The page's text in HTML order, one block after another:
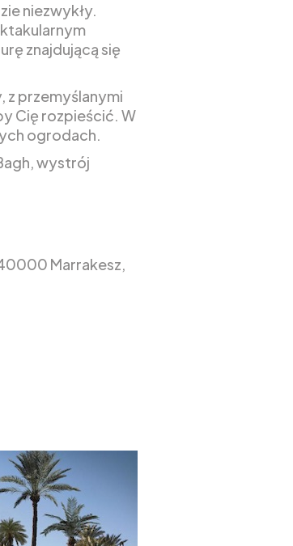
niezwykły.
znajdującą się
z przemyślanymi
Cię rozpieścić. W
ogrodach.
wystrój
40000 Marrakesz,